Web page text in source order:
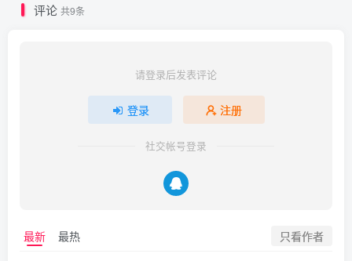
评论 共9条
请登录后发表评论
登录 注册
社交帐号登录
最新 最热 只看作者